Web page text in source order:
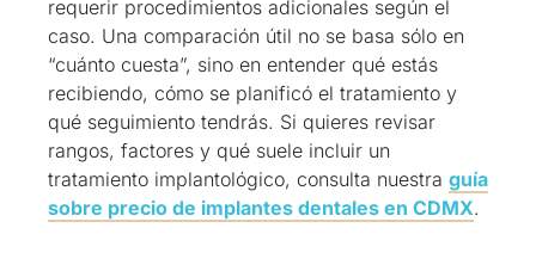
requerir procedimientos adicionales según el
caso. Una comparación útil no se basa sólo en
“cuánto cuesta”, sino en entender qué estás
recibiendo, cómo se planificó el tratamiento y
qué seguimiento tendrás. Si quieres revisar
rangos, factores y qué suele incluir un
tratamiento implantológico, consulta nuestra guía
sobre precio de implantes dentales en CDMX.